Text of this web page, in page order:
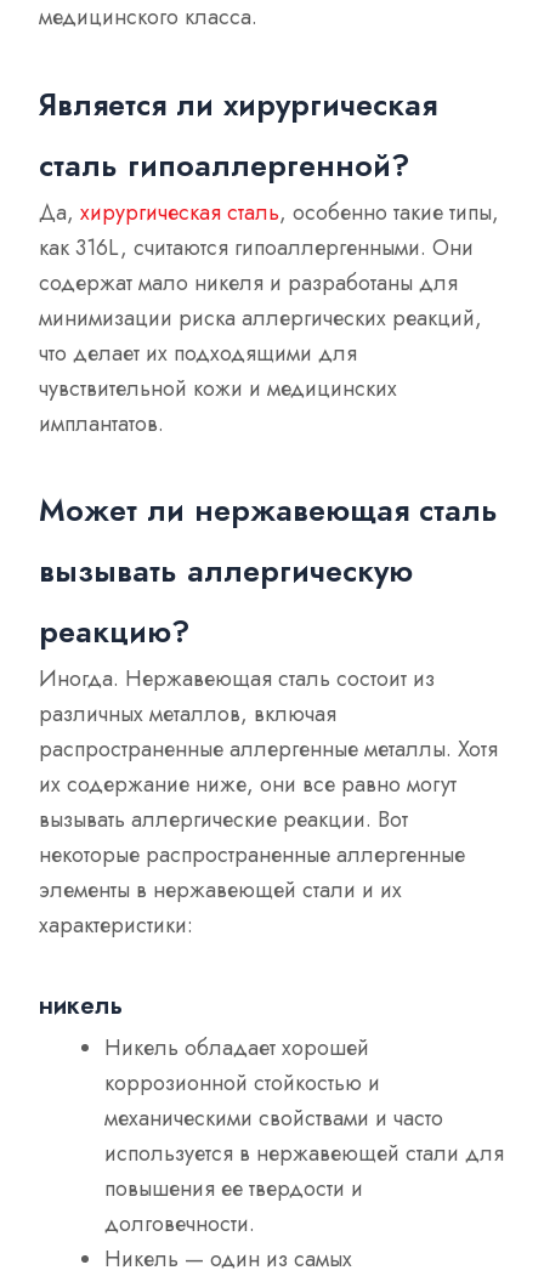
медицинского класса.
Является ли хирургическая
сталь гипоаллергенной?
Да,хирургическая сталь, особенно такие типы,
как 316L, считаются гипоаллергенными. Они
содержат мало никеля и разработаны для
минимизации риска аллергических реакций,
что делает их подходящими для
чувствительной кожи и медицинских
имплантатов.
Может ли нержавеющая сталь
вызывать аллергическую
реакцию?
Иногда. Нержавеющая сталь состоит из
различных металлов, включая
распространенные аллергенные металлы. Хотя
их содержание ниже, они все равно могут
вызывать аллергические реакции. Вот
некоторые распространенные аллергенные
элементы в нержавеющей стали и их
характеристики:
никель
Никель обладает хорошей
коррозионной стойкостью и
механическими свойствами и часто
используется в нержавеющей стали для
повышения ее твердости и
долговечности.
Никель — один из самых